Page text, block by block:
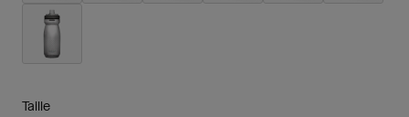
Taille